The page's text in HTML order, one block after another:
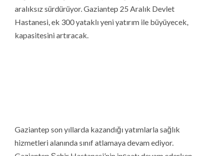
hastanelerinden biri olan 25 Aralık Devlet Hastanesi,
modern tıbbın tüm olanaklarına sahip olacak şekilde yeni
yatırımla güçlenecek. Bu yatırımların devreye girmesiyle
110 poliklinik, 11 ameliyathane ile sağlık hizmeti
25 Aralık Devlet Hastanesi’ne yapılacak 300 yataklı yeni